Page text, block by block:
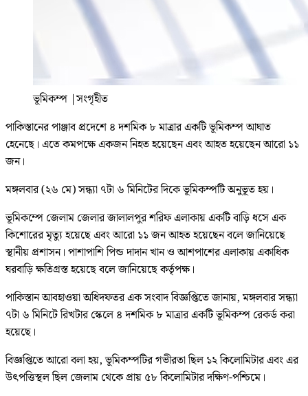
ভূমিকম্প |সংগৃহীত
পাকিস্তানের পাঞ্জাব প্রদেশে ৪ দশমিক ৮ মাত্রার একটি ভূমিকম্প আঘাত
হেনেছে। এতে কমপক্ষে একজন নিহত হয়েছেন এবং আহত হয়েছেন আরো ১১
জন।
মঙ্গলবার (২৬ মে) সন্ধ্যা ৭টা ৬ মিনিটের দিকে ভূমিকম্পটি অনুভূত হয়।
ভূমিকম্পে জেলাম জেলার জালালপুর শরিফ এলাকায় একটি বাড়ি ধসে এক
কিশোরের মৃত্যু হয়েছে এবং আরো ১১ জন আহত হয়েছেন বলে জানিয়েছে
স্থানীয় প্রশাসন। পাশাপাশি পিন্ড দাদান খান ও আশপাশের এলাকায় একাধিক
ঘরবাড়ি ক্ষতিগ্রস্ত হয়েছে বলে জানিয়েছে কর্তৃপক্ষ।
পাকিস্তান আবহাওয়া অধিদফতর এক সংবাদ বিজ্ঞপ্তিতে জানায়, মঙ্গলবার সন্ধ্যা
৭টা ৬ মিনিটে রিখটার স্কেলে ৪ দশমিক ৮ মাত্রার একটি ভূমিকম্প রেকর্ড করা
হয়েছে।
বিজ্ঞপ্তিতে আরো বলা হয়, ভূমিকম্পটির গভীরতা ছিল ১২ কিলোমিটার এবং এর
উৎপত্তিস্থল ছিল জেলাম থেকে প্রায় ৫৮ কিলোমিটার দক্ষিণ-পশ্চিমে।